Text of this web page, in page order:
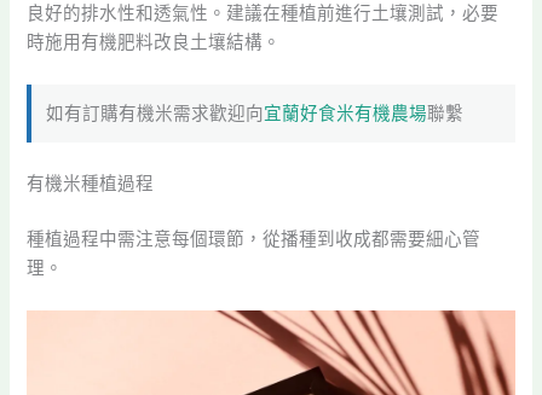
良好的排水性和透氣性。建議在種植前進行土壤測試，必要
時施用有機肥料改良土壤結構。
如有訂購有機米需求歡迎向宜蘭好食米有機農場聯繫
有機米種植過程
種植過程中需注意每個環節，從播種到收成都需要細心管
理。